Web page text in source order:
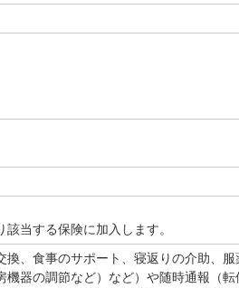
当する保険に加入します。
、食事のサポート、寝返りの介助、
器の調節など）など）や随時通報（転